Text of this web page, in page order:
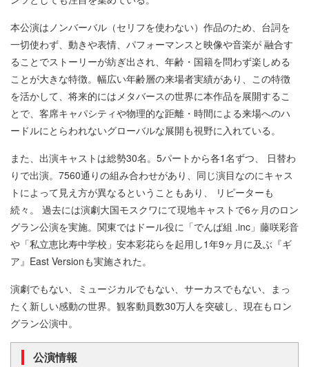
本公演はノンバーバル（セリフを使わない）作品のため、台詞を
一切使わず、動きや表情、パフォーマンスと映像や音楽が 融合す
ることでストーリーが紡ぎ出され、年齢・国籍を問わず楽しめる
ことが大きな特徴。幅広い年齢層の来場者実績があり、この特徴
を活かして、将来的にはメタバースの世界に本作品を展開するこ
とで、客席キャパシティや物理的な距離・時間による来場へのハ
ードルにとらわれないグローバルな展開も視野に入れている。
また、出演キャストは総勢30名。5パートから各1名ずつ、 日替わ
りで出演。7560通りの組み合わせがあり、同じ演目なのにキャス
トによって見え方が異なるということもあり、 リピーターも
続々。 過去には演劇大国モスクワにて現地キャストで6ヶ月のロン
グラン公演を実施。関東ではドール役に「でんぱ組 .inc」藤咲彩音
や「私立恵比寿中学校」安本彩花らを起用し1年9ヶ月に及ぶ『ギ
ア』East Versionも実施された。
演劇でもない、ミュージカルでもない、サーカスでもない、まっ
たく新しい感動の世界。観客動員数30万人を突破し、現在もロン
グラン公演中。
公演情報